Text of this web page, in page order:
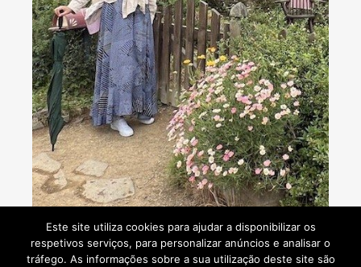
Este site utiliza cookies para ajudar a disponibilizar os
respetivos serviços, para personalizar anúncios e analisar o
tráfego. As informações sobre a sua utilização deste site são